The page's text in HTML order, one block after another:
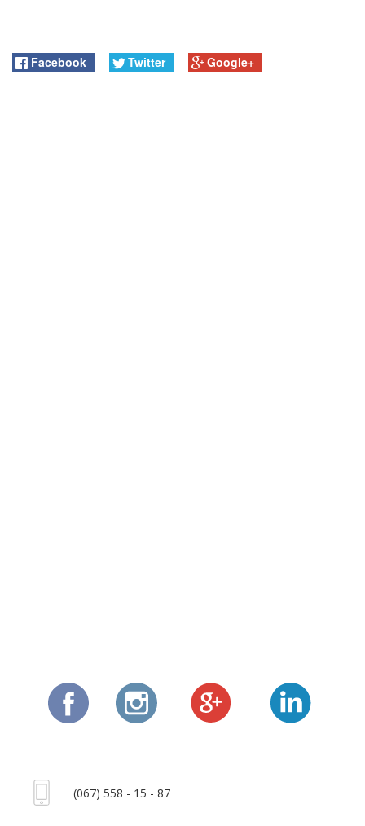
Facebook Twitter Google+
(067) 558 - 15 - 87